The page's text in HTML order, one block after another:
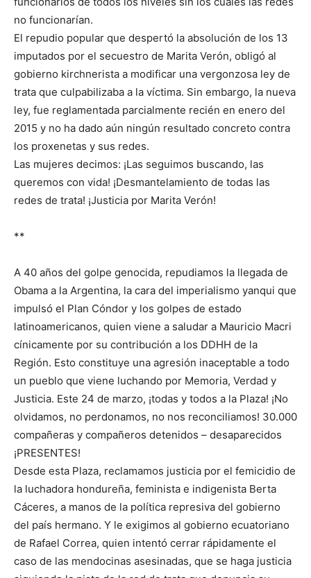
no funcionarían.
El repudio popular que despertó la absolución de los 13
imputados por el secuestro de Marita Verón, obligó al
gobierno kirchnerista a modificar una vergonzosa ley de
trata que culpabilizaba a la víctima. Sin embargo, la nueva
ley, fue reglamentada parcialmente recién en enero del
2015 y no ha dado aún ningún resultado concreto contra
los proxenetas y sus redes.
Las mujeres decimos: ¡Las seguimos buscando, las
queremos con vida! ¡Desmantelamiento de todas las
redes de trata! ¡Justicia por Marita Verón!
**
A 40 años del golpe genocida, repudiamos la llegada de
Obama a la Argentina, la cara del imperialismo yanqui que
impulsó el Plan Cóndor y los golpes de estado
latinoamericanos, quien viene a saludar a Mauricio Macri
cínicamente por su contribución a los DDHH de la
Región. Esto constituye una agresión inaceptable a todo
un pueblo que viene luchando por Memoria, Verdad y
Justicia. Este 24 de marzo, ¡todas y todos a la Plaza! ¡No
olvidamos, no perdonamos, no nos reconciliamos! 30.000
compañeras y compañeros detenidos – desaparecidos
¡PRESENTES!
Desde esta Plaza, reclamamos justicia por el femicidio de
la luchadora hondureña, feminista e indigenista Berta
Cáceres, a manos de la política represiva del gobierno
del país hermano. Y le exigimos al gobierno ecuatoriano
de Rafael Correa, quien intentó cerrar rápidamente el
caso de las mendocinas asesinadas, que se haga justicia